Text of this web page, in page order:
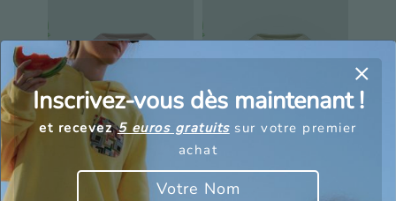
Inscrivez-vous dès maintenant !
et recevez5 euros gratuitssur votre premier
achat